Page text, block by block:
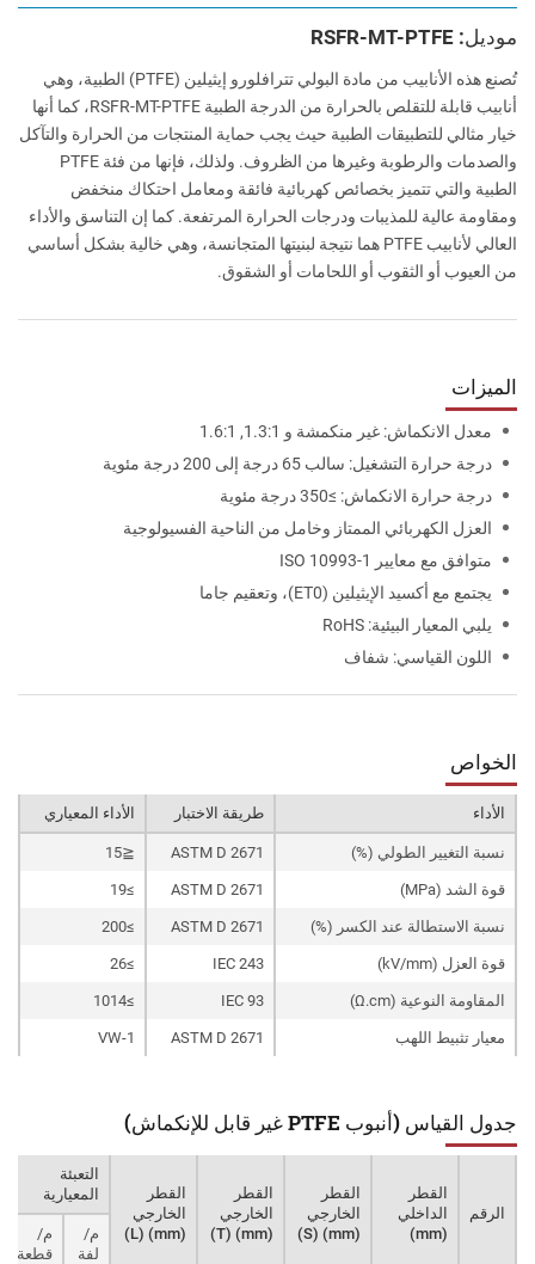
موديل: RSFR-MT-PTFE
تُصنع هذه الأنابيب من مادة البولي تترافلورو إيثيلين (PTFE) الطبية، وهي
أنابيب قابلة للتقلص بالحرارة من الدرجة الطبية RSFR-MT-PTFE، كما أنها
خيار مثالي للتطبيقات الطبية حيث يجب حماية المنتجات من الحرارة والتآكل
والصدمات والرطوبة وغيرها من الظروف. ولذلك، فإنها من فئة PTFE
الطبية والتي تتميز بخصائص كهربائية فائقة ومعامل احتكاك منخفض
ومقاومة عالية للمذيبات ودرجات الحرارة المرتفعة. كما إن التناسق والأداء
العالي لأنابيب PTFE هما نتيجة لبنيتها المتجانسة، وهي خالية بشكل أساسي
من العيوب أو الثقوب أو اللحامات أو الشقوق.
الميزات
معدل الانكماش: غير منكمشة و 1.3:1, 1.6:1
درجة حرارة التشغيل: سالب 65 درجة إلى 200 درجة مئوية
درجة حرارة الانكماش: ≥350 درجة مئوية
العزل الكهربائي الممتاز وخامل من الناحية الفسيولوجية
متوافق مع معايير ISO 10993-1
يجتمع مع أكسيد الإيثيلين (ET0)، وتعقيم جاما
يلبي المعيار البيئية: RoHS
اللون القياسي: شفاف
الخواص
الأداء طريقة الاختبار الأداء المعياري
نسبة التغيير الطولي (%) ASTM D 2671
≦15
قوة الشد (MPa) ASTM D 2671
≥19
نسبة الاستطالة عند الكسر (%) ASTM D 2671
≥200
قوة العزل (kV/mm) IEC 243
≥26
المقاومة النوعية (Ω.cm) IEC 93
≥1014
معيار تثبيط اللهب ASTM D 2671
VW-1
جدول القياس (أنبوب PTFE غير قابل للإنكماش)
الرقم
القطر
الداخلي
(mm)
القطر
الخارجي
(mm) (S)
القطر
الخارجي
(mm) (T)
القطر
الخارجي
(mm) (L)
التعبئة
المعيارية
م/
لفة
م/
قطعة